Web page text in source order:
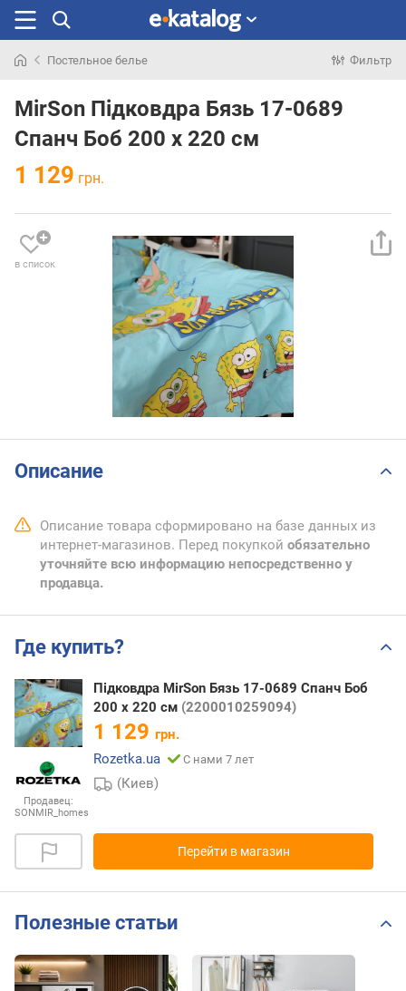
раньше
Постельное белье Фильтр
MirSon Підковдра Бязь 17-0689
Спанч Боб 200 x 220 см
1 129 грн.
в список
Описание
Описание товара сформировано на базе данных из
интернет-магазинов. Перед покупкой обязательно
уточняйте всю информацию непосредственно у
продавца.
Где купить?
Продавец:
SONMIR_homes
Підковдра MirSon Бязь 17-0689 Спанч Боб
200 x 220 см (2200010259094)
1 129 грн.
Rozetka.ua
С нами 7 лет
(Киев)
Перейти в магазин
Полезные статьи